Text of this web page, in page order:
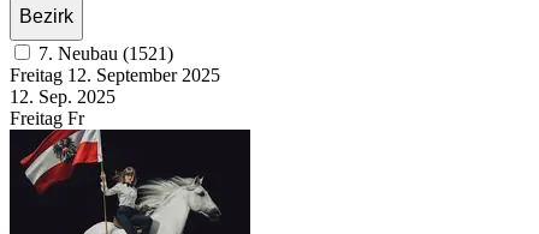
Bezirk
7. Neubau (1521)
Freitag 12. September 2025
12. Sep. 2025
Freitag Fr